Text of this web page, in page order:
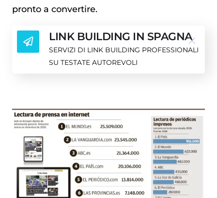
pronto a convertire.
LINK BUILDING IN SPAGNA
SERVIZI DI LINK BUILDING PROFESSIONALI
SU TESTATE AUTOREVOLI